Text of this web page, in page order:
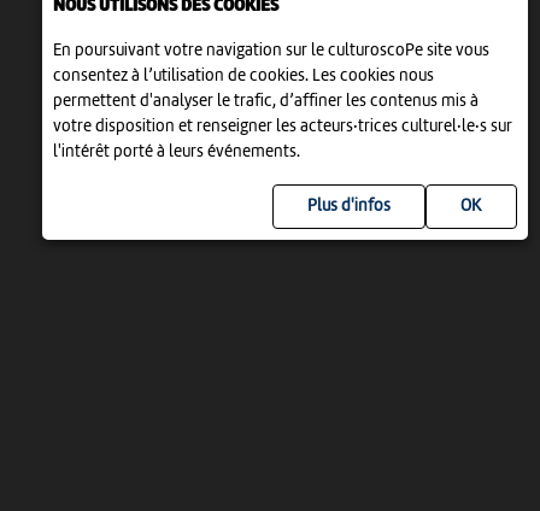
NOUS UTILISONS DES COOKIES
En poursuivant votre navigation sur le culturoscoPe site vous
consentez à l’utilisation de cookies. Les cookies nous
permettent d'analyser le trafic, d’affiner les contenus mis à
votre disposition et renseigner les acteurs·trices culturel·le·s sur
l'intérêt porté à leurs événements.
Plus d'infos